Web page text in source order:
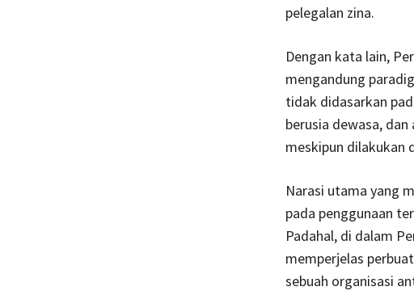
pelegalan zina.
Dengan kata lain,
mengandung
tidak didasarkan
berusia dewasa,
meskipun dilakukan
Narasi utama yang
pada penggunaan
Padahal, di dalam
memperjelas
sebuah organisasi